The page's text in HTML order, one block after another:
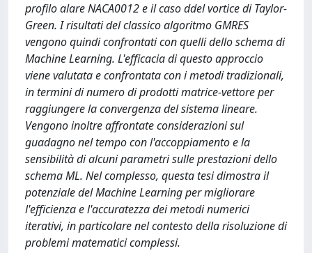
profilo alare NACA0012 e il caso ddel vortice di Taylor-
Green. I risultati del classico algoritmo GMRES
vengono quindi confrontati con quelli dello schema di
Machine Learning. L'efficacia di questo approccio
viene valutata e confrontata con i metodi tradizionali,
in termini di numero di prodotti matrice-vettore per
raggiungere la convergenza del sistema lineare.
Vengono inoltre affrontate considerazioni sul
guadagno nel tempo con l'accoppiamento e la
sensibilità di alcuni parametri sulle prestazioni dello
schema ML. Nel complesso, questa tesi dimostra il
potenziale del Machine Learning per migliorare
l'efficienza e l'accuratezza dei metodi numerici
iterativi, in particolare nel contesto della risoluzione di
problemi matematici complessi.